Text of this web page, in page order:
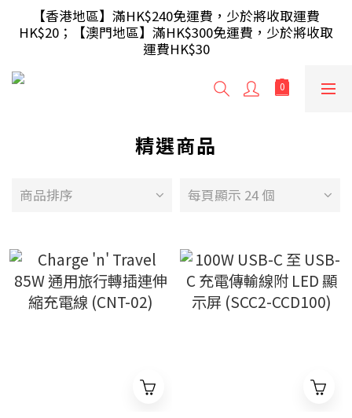
【滿額即送】訂單滿$499 送 USB 無線滑鼠 / 30W USB
充電器 ; 滿$699 再送 AA/AAA 電芯40粒(隨機及根據庫
存調整)
【香港地區】滿HK$240免運費，少於將收取運費
HK$20；【澳門地區】滿HK$300免運費，少於將收取
運費HK$30
【滿額即送】訂單滿$499 送 USB 無線滑鼠 / 30W USB
充電器 ; 滿$699 再送 AA/AAA 電芯40粒(隨機及根據庫
精選商品
商品排序 每頁顯示 24 個